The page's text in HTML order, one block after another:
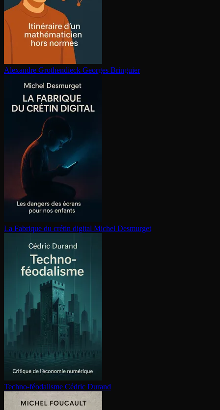
Alexandre Gro­then­dieck Georges Bringuier
La Fabrique du crétin digital Michel Desmurget
Techno-féodalisme Cédric Durand